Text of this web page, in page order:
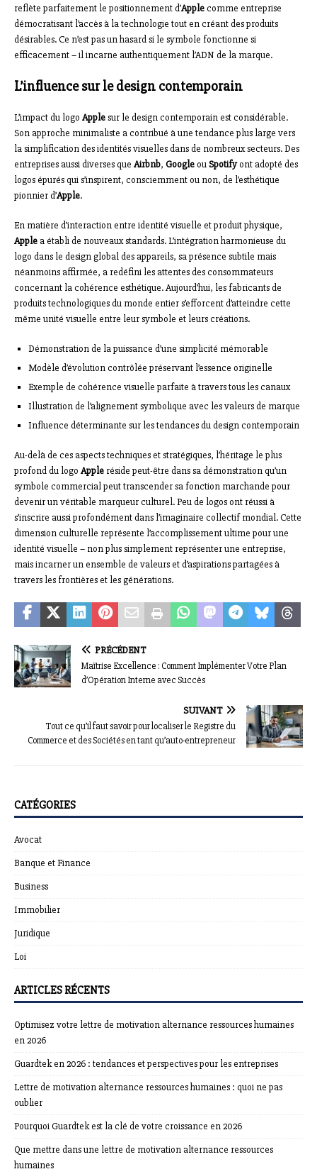
reflète parfaitement le positionnement d’Applecomme entreprise
démocratisant l’accès à la technologie tout en créant des produits
désirables. Ce n’est pas un hasard si le symbole fonctionne si
efficacement – il incarne authentiquement l’ADN de la marque.
L’influence sur le design contemporain
L’impact du logo Applesur le design contemporain est considérable.
Son approche minimaliste a contribué à une tendance plus large vers
la simplification des identités visuelles dans de nombreux secteurs. Des
entreprises aussi diverses que Airbnb, GoogleouSpotifyont adopté des
logos épurés qui s’inspirent, consciemment ou non, de l’esthétique
pionnier d’Apple.
En matière d’interaction entre identité visuelle et produit physique,
Applea établi de nouveaux standards. L’intégration harmonieuse du
logo dans le design global des appareils, sa présence subtile mais
néanmoins affirmée, a redéfini les attentes des consommateurs
concernant la cohérence esthétique. Aujourd’hui, les fabricants de
produits technologiques du monde entier s’efforcent d’atteindre cette
même unité visuelle entre leur symbole et leurs créations.
Démonstration de la puissance d’une simplicité mémorable
Modèle d’évolution contrôlée préservant l’essence originelle
Exemple de cohérence visuelle parfaite à travers tous les canaux
Illustration de l’alignement symbolique avec les valeurs de marque
Influence déterminante sur les tendances du design contemporain
Au-delà de ces aspects techniques et stratégiques, l’héritage le plus
profond du logo Apple réside peut-être dans sa démonstration qu’un
symbole commercial peut transcender sa fonction marchande pour
devenir un véritable marqueur culturel. Peu de logos ont réussi à
s’inscrire aussi profondément dans l’imaginaire collectif mondial. Cette
dimension culturelle représente l’accomplissement ultime pour une
identité visuelle – non plus simplement représenter une entreprise,
mais incarner un ensemble de valeurs et d’aspirations partagées à
travers les frontières et les générations.
PRÉCÉDENT
Maîtrise Excellence : Comment Implémenter Votre Plan
d’Opération Interne avec Succès
SUIVANT
Tout ce qu’il faut savoir pour localiser le Registre du
Commerce et des Sociétés en tant qu’auto-entrepreneur
CATÉGORIES
Avocat
Banque et Finance
Business
Immobilier
Juridique
Loi
ARTICLES RÉCENTS
Optimisez votre lettre de motivation alternance ressources humaines
en 2026
Guardtek en 2026 : tendances et perspectives pour les entreprises
Lettre de motivation alternance ressources humaines : quoi ne pas
oublier
Pourquoi Guardtek est la clé de votre croissance en 2026
Que mettre dans une lettre de motivation alternance ressources
humaines